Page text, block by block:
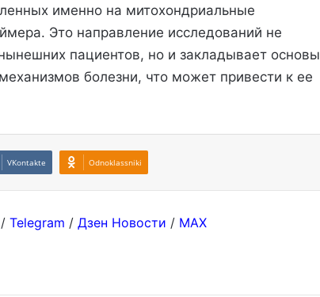
именно на митохондриальные
Это направление исследований не
пациентов, но и закладывает основы
болезни, что может привести к ее
VKontakte Odnoklassniki
Telegram / Дзен Новости / MAX